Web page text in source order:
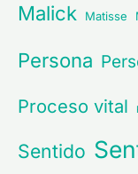
Malick Matisse
Persona
Proceso vital
Sentido